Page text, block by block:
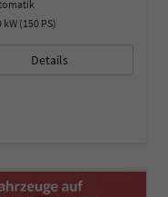
kW (150 PS)
Details